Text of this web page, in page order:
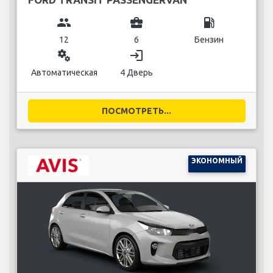
group
12
business_center
6
local_gas_station
Бензин
miscellaneous_services
Автоматическая
login
4 Дверь
ПОСМОТРЕТЬ...
ЭКОНОМНЫЙ